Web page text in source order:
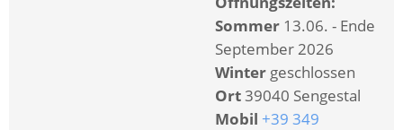
Sommer 13.06. - Ende
September 2026
Winter geschlossen
Ort39040 Sengestal
Mobil +39 349